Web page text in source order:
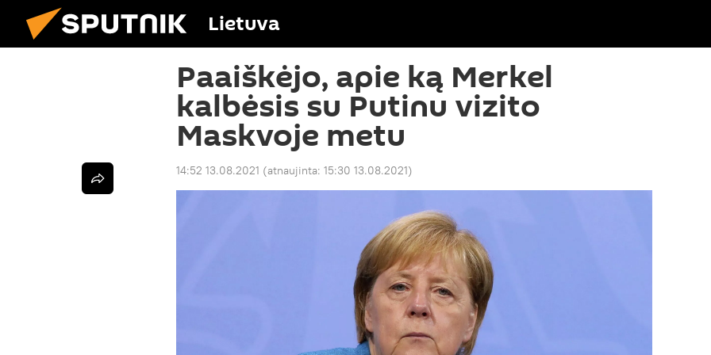
Lietuva
Paaiškėjo, apie ką Merkel
kalbėsis su Putinu vizito
Maskvoje metu
14:52 13.08.2021 (atnaujinta: 15:30 13.08.2021)